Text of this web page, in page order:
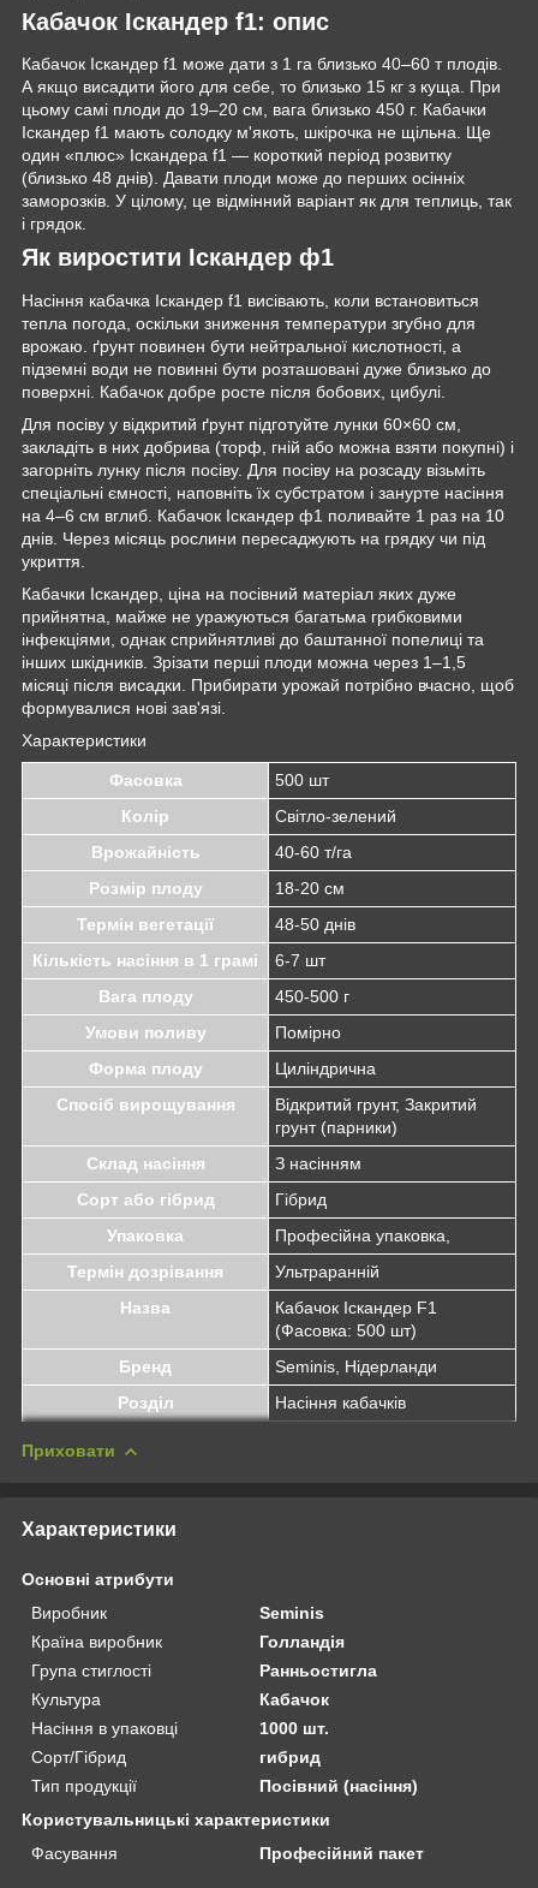
Кабачок Іскандер f1: опис
Кабачок Іскандер f1 може дати з 1 га близько 40–60 т плодів.
А якщо висадити його для себе, то близько 15 кг з куща. При
цьому самі плоди до 19–20 см, вага близько 450 г. Кабачки
Іскандер f1 мають солодку м'якоть, шкірочка не щільна. Ще
один «плюс» Іскандера f1 — короткий період розвитку
(близько 48 днів). Давати плоди може до перших осінніх
заморозків. У цілому, це відмінний варіант як для теплиць, так
і грядок.
Як виростити Іскандер ф1
Насіння кабачка Іскандер f1 висівають, коли встановиться
тепла погода, оскільки зниження температури згубно для
врожаю. ґрунт повинен бути нейтральної кислотності, а
підземні води не повинні бути розташовані дуже близько до
поверхні. Кабачок добре росте після бобових, цибулі.
Для посіву у відкритий ґрунт підготуйте лунки 60×60 см,
закладіть в них добрива (торф, гній або можна взяти покупні) і
загорніть лунку після посіву. Для посіву на розсаду візьміть
спеціальні ємності, наповніть їх субстратом і занурте насіння
на 4–6 см вглиб. Кабачок Іскандер ф1 поливайте 1 раз на 10
днів. Через місяць рослини пересаджують на грядку чи під
укриття.
Кабачки Іскандер, ціна на посівний матеріал яких дуже
прийнятна, майже не уражуються багатьма грибковими
інфекціями, однак сприйнятливі до баштанної попелиці та
інших шкідників. Зрізати перші плоди можна через 1–1,5
місяці після висадки. Прибирати урожай потрібно вчасно, щоб
формувалися нові зав'язі.
Характеристики
Фасовка
500 шт
Колір
Світло-зелений
Врожайність
40-60 т/га
Розмір плоду
18-20 см
Термін вегетації
48-50 днів
Кількість насіння в 1 грамі
6-7 шт
Вага плоду
450-500 г
Умови поливу
Помірно
Форма плоду
Циліндрична
Спосіб вирощування
Відкритий грунт, Закритий
грунт (парники)
Склад насіння
З насінням
Сорт або гібрид
Гібрид
Упаковка
Професійна упаковка,
Термін дозрівання
Ультраранній
Назва
Кабачок Іскандер F1
(Фасовка: 500 шт)
Бренд
Seminis, Нідерланди
Розділ
Насіння кабачків
Приховати
Характеристики
Основні атрибути
Виробник
Seminis
Країна виробник
Голландія
Група стиглості
Ранньостигла
Культура
Кабачок
Насіння в упаковці
1000 шт.
Сорт/Гібрид
гибрид
Тип продукції
Посівний (насіння)
Користувальницькі характеристики
Фасування
Професійний пакет